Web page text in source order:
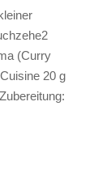
(Curry
20 g